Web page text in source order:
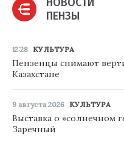
ПЕНЗЫ
12:28 КУЛЬТУРА
Пензенцы снимают
Казахстане
9 августа 2026 КУЛЬТУРА
Выставка о «солнечном
Заречный